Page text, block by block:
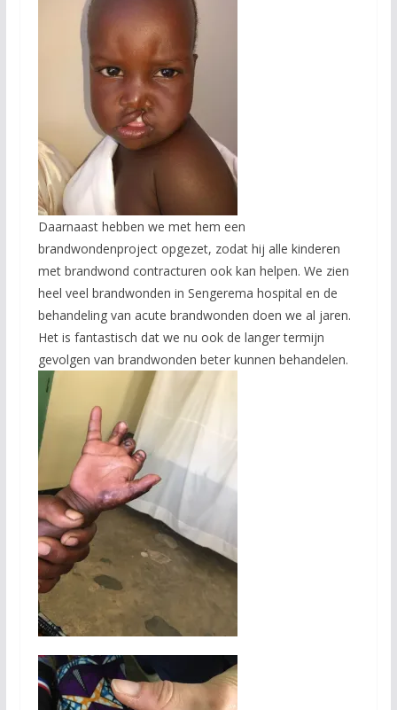
Daarnaast hebben we met hem een
brandwondenproject opgezet, zodat hij alle kinderen
met brandwond contracturen ook kan helpen. We zien
heel veel brandwonden in Sengerema hospital en de
behandeling van acute brandwonden doen we al jaren.
Het is fantastisch dat we nu ook de langer termijn
gevolgen van brandwonden beter kunnen behandelen.